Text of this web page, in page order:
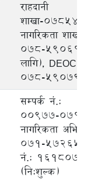
राहदानी
शाखा-
नागरिकता शाखा-
०७८-५९०६१७
लागि), DEOC
०७८-५९०७९९
सम्पर्क नं.:
००९७७-०७१-
नागरिकता
०७१-५७२६५८
नं.:
(नि:शुल्क)